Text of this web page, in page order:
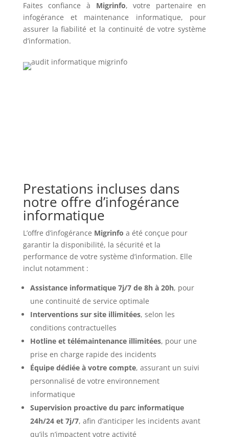
Faites confiance à Migrinfo, votre partenaire en
infogérance et maintenance informatique, pour
assurer la fiabilité et la continuité de votre système
d’information.
Prestations incluses dans
notre offre d’infogérance
informatique
L’offre d’infogérance Migrinfo a été conçue pour
garantir la disponibilité, la sécurité et la
performance de votre système d’information. Elle
inclut notamment :
Assistance informatique 7j/7 de 8h à 20h, pour
une continuité de service optimale
Interventions sur site illimitées, selon les
conditions contractuelles
Hotline et télémaintenance illimitées, pour une
prise en charge rapide des incidents
Équipe dédiée à votre compte, assurant un suivi
personnalisé de votre environnement
informatique
Supervision proactive du parc informatique
24h/24 et 7j/7, afin d’anticiper les incidents avant
qu’ils n’impactent votre activité